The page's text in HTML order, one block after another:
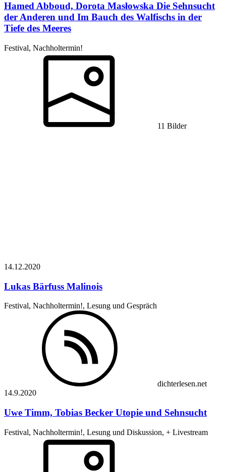
Hamed Abboud, Dorota Masłowska Die Sehnsucht
der Anderen und Im Bauch des Walfischs in der
Tiefe des Meeres
Festival, Nachholtermin!
11 Bilder
14.12.2020
Lukas Bärfuss Malinois
Festival, Nachholtermin!, Lesung und Gespräch
dichterlesen.net
14.9.2020
Uwe Timm, Tobias Becker Utopie und Sehnsucht
Festival, Nachholtermin!, Lesung und Diskussion, + Livestream